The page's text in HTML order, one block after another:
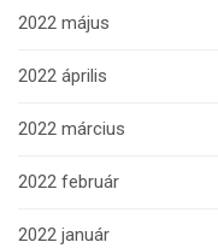
2022 május
2022 április
2022 március
2022 február
2022 január